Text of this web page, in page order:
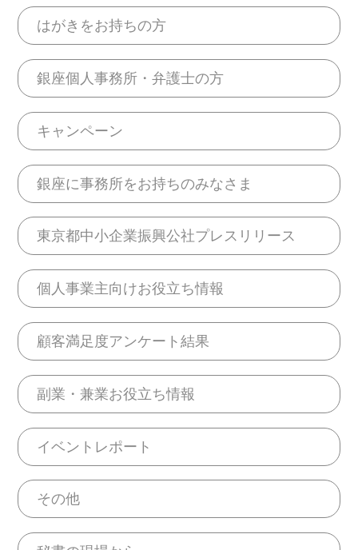
はがきをお持ちの方
銀座個人事務所・弁護士の方
キャンペーン
銀座に事務所をお持ちのみなさま
東京都中小企業振興公社プレスリリース
個人事業主向けお役立ち情報
顧客満足度アンケート結果
副業・兼業お役立ち情報
イベントレポート
その他